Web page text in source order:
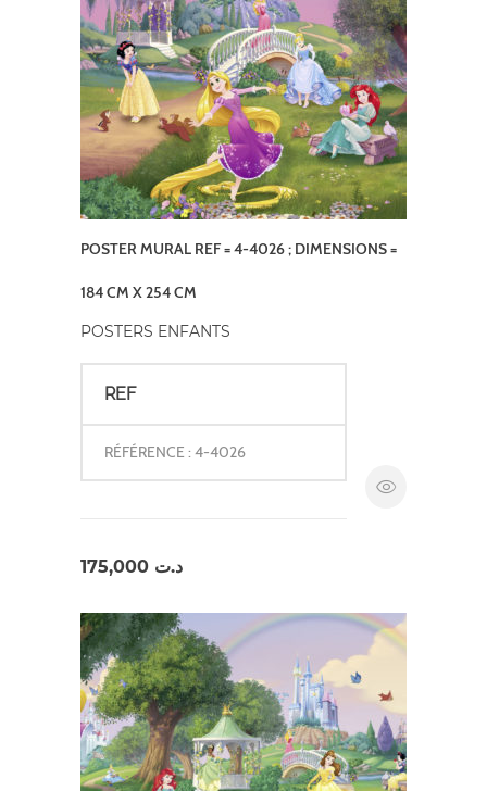
POSTER MURAL REF = 4-4026 ; DIMENSIONS =
184 CM X 254 CM
POSTERS ENFANTS
REF
RÉFÉRENCE : 4-4026
د.ت